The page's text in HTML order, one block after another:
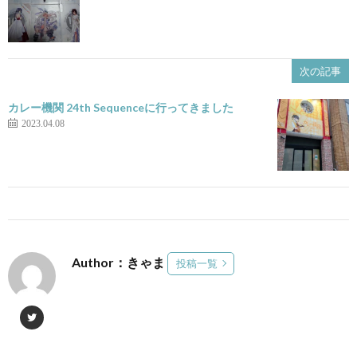
次の記事
カレー機関 24th Sequenceに行ってきました
2023.04.08
Author：きゃま 投稿一覧